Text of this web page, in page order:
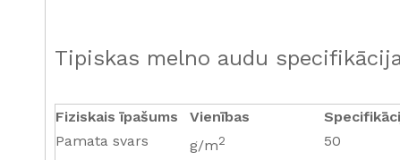
Tipiskas melno audu
Fiziskais īpašums Vienības
Pamata svars
g/m2 50